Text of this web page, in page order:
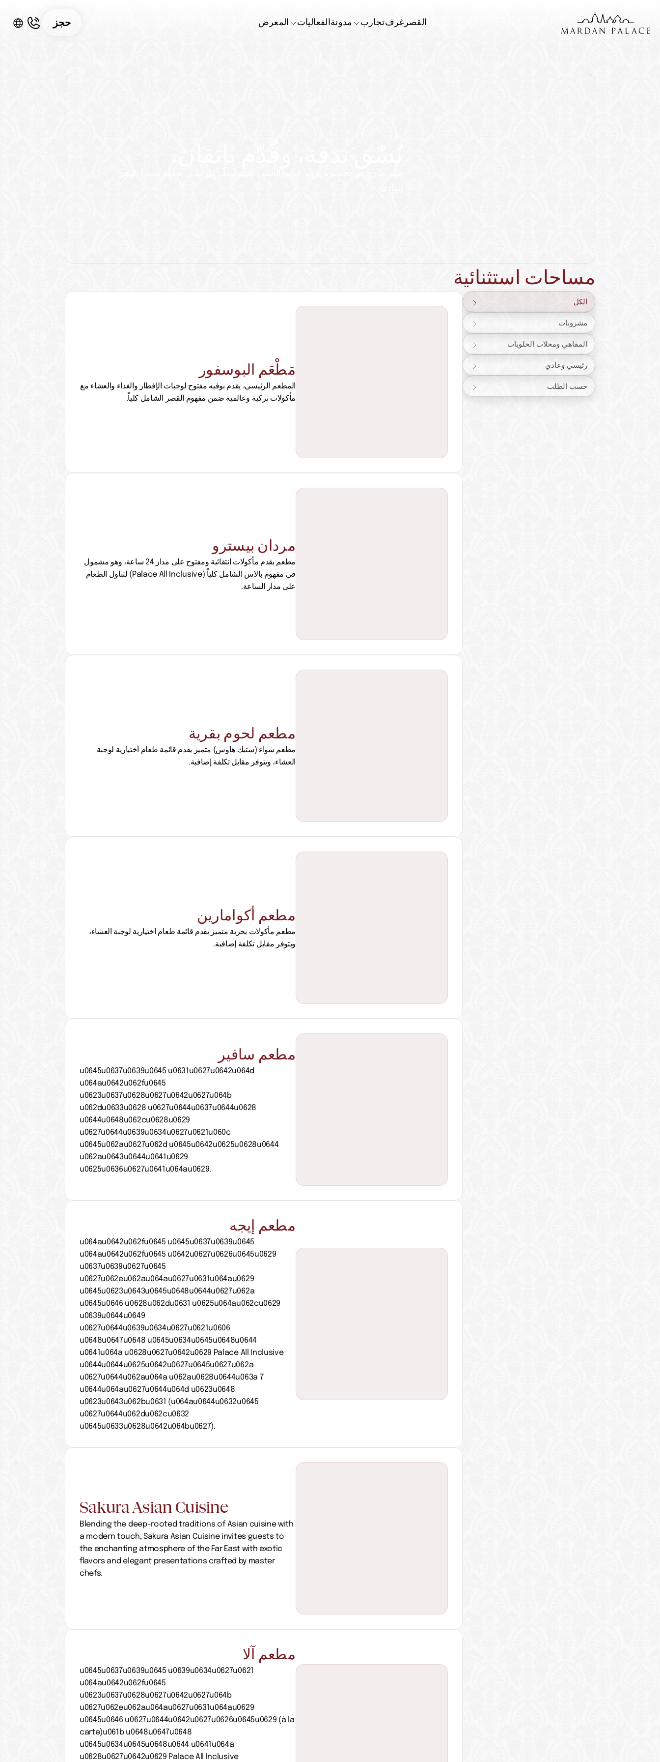
مساحات استثنائية
الكل
مشروبات
المقاهي ومحلات الحلويات
رئيسي وعادي
حسب الطلب
مَطْعَم البوسفور
مأكولات تركية وعالمية ضمن مفهوم القصر الشامل كلياً.
مردان بيسترو
على مدار الساعة.
مطعم لحوم بقرية
العشاء، ويتوفر مقابل تكلفة إضافية.
مطعم أكوامارين
ويتوفر مقابل تكلفة إضافية.
مطعم سافير
u0645u0637u0639u0645 u0631u0627u0642u064d
u064au0642u062fu0645
u0623u0637u0628u0627u0642u0627u064b
u062du0633u0628 u0627u0644u0637u0644u0628
u0644u0648u062cu0628u0629
u0627u0644u0639u0634u0627u0621u060c
u0645u062au0627u062d u0645u0642u0625u0628u0644
u062au0643u0644u0641u0629
u0625u0636u0627u0641u064au0629.
مطعم إيجه
u064au0642u062fu0645 u0645u0637u0639u0645
u064au0642u062fu0645 u0642u0627u0626u0645u0629
u0637u0639u0627u0645
u0627u062eu062au064au0627u0631u064au0629
u0645u0623u0643u0645u0648u0644u0627u062a
u0645u0646 u0628u062du0631 u0625u064au062cu0629
u0639u0644u0649
u0627u0644u0639u0634u0627u0621u0606
u0648u0647u0648 u0645u0634u0645u0648u0644
u0641u064a u0628u0627u0642u0629 Palace All Inclusive
u0644u0644u0625u0642u0627u0645u0627u062a
u0627u0644u062au064a u062au0628u0644u063a 7
u0644u064au0627u0644u064d u0623u0648
u0623u0643u062bu0631 (u064au0644u0632u0645
u0627u0644u062du062cu0632
u0645u0633u0628u0642u064bu0627).
Sakura Asian Cuisine
Blending the deep-rooted traditions of Asian cuisine with
a modern touch, Sakura Asian Cuisine invites guests to
the enchanting atmosphere of the Far East with exotic
flavors and elegant presentations crafted by master
chefs.
مطعم آلا
u0645u0637u0639u0645 u0639u0634u0627u0621
u064au0642u062fu0645
u0623u0637u0628u0627u0642u0627u064b
u0627u062eu062au064au0627u0631u064au0629
u0645u0646 u0627u0644u0642u0627u0626u0645u0629 (à la
carte)u061b u0648u0647u0648
u0645u0634u0645u0648u0644 u0641u064a
u0628u0627u0642u0629 Palace All Inclusive
القصر غرفتجارب مدونة الفعاليات المعرض حجز